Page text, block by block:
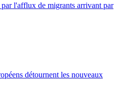
par l'afflux de migrants arrivant par
détournent les nouveaux